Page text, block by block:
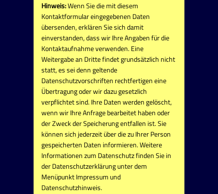
Hinweis:Wenn Sie die mit diesem
Kontaktformular eingegebenen Daten
übersenden, erklären Sie sich damit
einverstanden, dass wir Ihre Angaben für die
Kontaktaufnahme verwenden. Eine
Weitergabe an Dritte findet grundsätzlich nicht
statt, es sei denn geltende
Datenschutzvorschriften rechtfertigen eine
Übertragung oder wir dazu gesetzlich
verpflichtet sind. Ihre Daten werden gelöscht,
wenn wir Ihre Anfrage bearbeitet haben oder
der Zweck der Speicherung entfallen ist. Sie
können sich jederzeit über die zu Ihrer Person
gespeicherten Daten informieren. Weitere
Informationen zum Datenschutz finden Sie in
der Datenschutzerklärung unter dem
Menüpunkt Impressum und
Datenschutzhinweis.